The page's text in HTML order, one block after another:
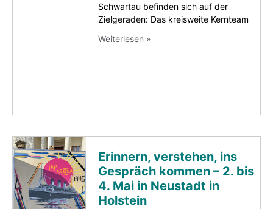
Schwartau befinden sich auf der
Zielgeraden: Das kreisweite Kernteam
Weiterlesen »
Erinnern, verstehen, ins
Gespräch kommen – 2. bis
4. Mai in Neustadt in
Holstein